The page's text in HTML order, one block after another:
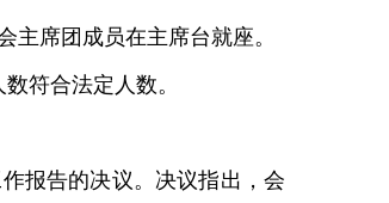
席团成员在主席台就座。
符合法定人数。
报告的决议。决议指出，会